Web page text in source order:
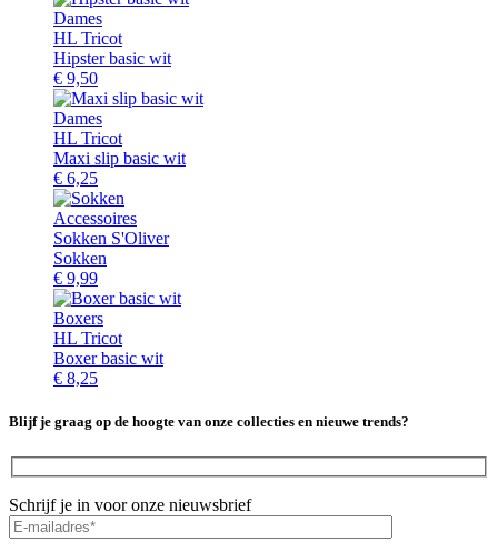
Dames
HL Tricot
Hipster basic wit
€ 9,50
Dames
HL Tricot
Maxi slip basic wit
€ 6,25
Accessoires
Sokken S'Oliver
Sokken
€ 9,99
Boxers
HL Tricot
Boxer basic wit
€ 8,25
Blijf je graag op de hoogte van onze collecties en nieuwe trends?
Schrijf je in voor onze nieuwsbrief